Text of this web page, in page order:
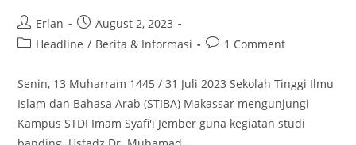
Post
author:
Erlan
Post
published:
August 2, 2023
PostHeadline / Berita & Informasi
Post1 Comment
Senin, 13 Muharram 1445 / 31 Juli 2023 Sekolah Tinggi Ilmu
Islam dan Bahasa Arab (STIBA) Makassar mengunjungi
Kampus STDI Imam Syafi'i Jember guna kegiatan studi